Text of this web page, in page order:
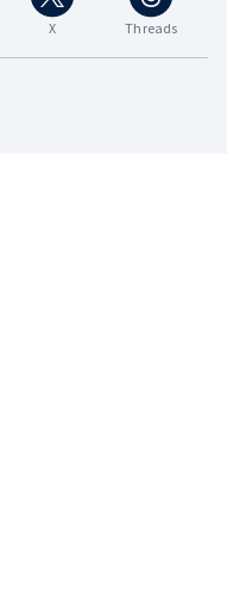
X Threads